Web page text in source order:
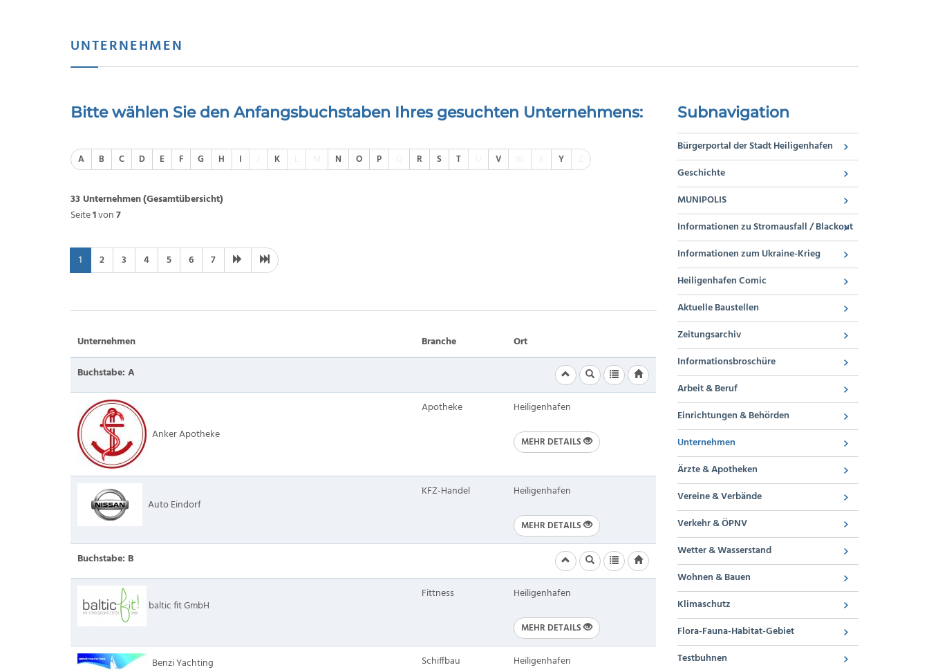
UNTERNEHMEN
Bitte wählen Sie den Anfangsbuchstaben Ihres gesuchten Unternehmens:
A B C D E F G H I K N O P R S T V Y
33 Unternehmen(Gesamtübersicht)
Seite1von7
1 2 3 4 5 6 7
Unternehmen Branche
Ort
Buchstabe: A
Anker Apotheke
Apotheke Heiligenhafen
MEHR DETAILS
Auto Eindorf
KFZ-Handel Heiligenhafen
MEHR DETAILS
Buchstabe: B
baltic fit GmbH
Fittness Heiligenhafen
MEHR DETAILS
Benzi Yachting Schiffbau Heiligenhafen
Subnavigation
Bürgerportal der Stadt Heiligenhafen
Geschichte
MUNIPOLIS
Informationen zu Stromausfall / Blackout
Informationen zum Ukraine-Krieg
Heiligenhafen Comic
Aktuelle Baustellen
Zeitungsarchiv
Informationsbroschüre
Arbeit & Beruf
Einrichtungen & Behörden
Unternehmen
Ärzte & Apotheken
Vereine & Verbände
Verkehr & ÖPNV
Wetter & Wasserstand
Wohnen & Bauen
Klimaschutz
Flora-Fauna-Habitat-Gebiet
Testbuhnen